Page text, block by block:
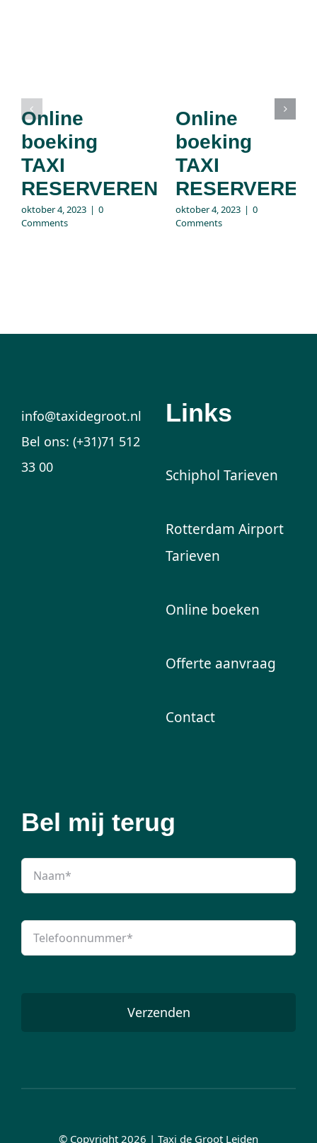
Online
boeking
TAXI
RESERVEREN
oktober 4, 2023 | 0
Comments
Online
boeking
TAXI
RESERVEREN
oktober 4, 2023 | 0
Comments
info@taxidegroot.nl
Bel ons: (+31)71 512
33 00
Links
Schiphol Tarieven
Rotterdam Airport
Tarieven
Online boeken
Offerte aanvraag
Contact
Bel mij terug
Verzenden
© Copyright 2026 | Taxi de Groot Leiden